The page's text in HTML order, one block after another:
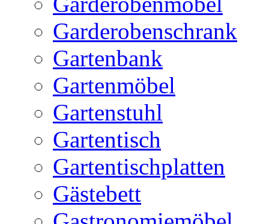
Garderobenschrank
Gartenbank
Gartenmöbel
Gartenstuhl
Gartentisch
Gartentischplatten
Gästebett